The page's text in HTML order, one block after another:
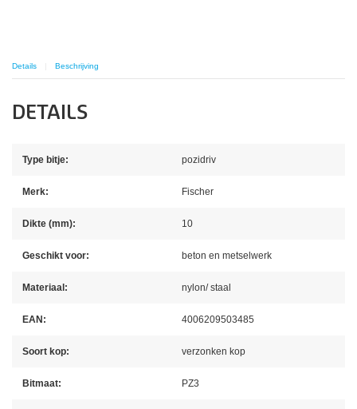
Details Beschrijving
DETAILS
Type bitje: pozidriv
Merk: Fischer
Dikte (mm): 10
Geschikt voor: beton en metselwerk
Materiaal: nylon/ staal
EAN: 4006209503485
Soort kop: verzonken kop
Bitmaat: PZ3